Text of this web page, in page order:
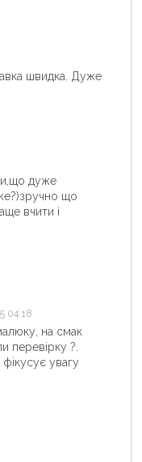
швидка. Дуже
дуже
що
вчити і
04:18
на смак
перевірку ?.
фікусує увагу